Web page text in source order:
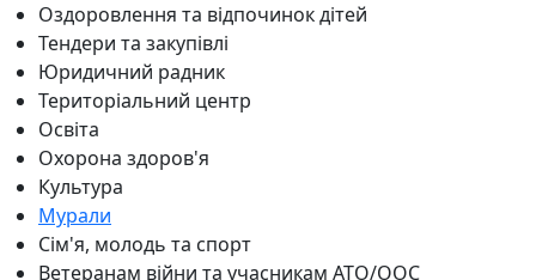
Оздоровлення та відпочинок дітей
Тендери та закупівлі
Юридичний радник
Територіальний центр
Освіта
Охорона здоров'я
Культура
Мурали
Сім'я, молодь та спорт
Ветеранам війни та учасникам АТО/ООС